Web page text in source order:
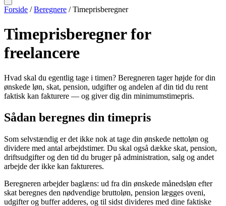
Forside / Beregnere / Timeprisberegner
Timeprisberegner for
freelancere
Hvad skal du egentlig tage i timen? Beregneren tager højde for din
ønskede løn, skat, pension, udgifter og andelen af din tid du rent
faktisk kan fakturere — og giver dig din minimumstimepris.
Sådan beregnes din timepris
Som selvstændig er det ikke nok at tage din ønskede nettoløn og
dividere med antal arbejdstimer. Du skal også dække skat, pension,
driftsudgifter og den tid du bruger på administration, salg og andet
arbejde der ikke kan faktureres.
Beregneren arbejder baglæns: ud fra din ønskede månedsløn efter
skat beregnes den nødvendige bruttoløn, pension lægges oveni,
udgifter og buffer adderes, og til sidst divideres med dine faktiske